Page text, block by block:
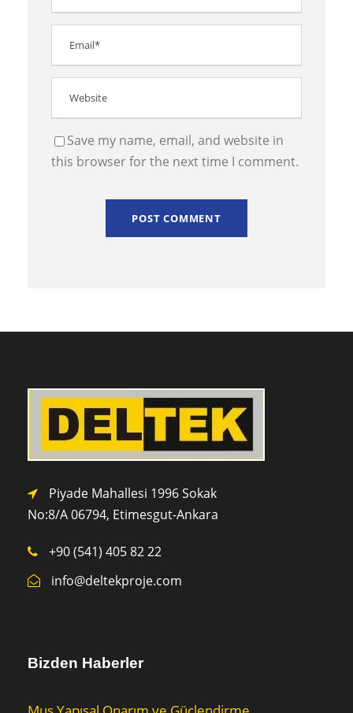
Save my name, email, and website in
this browser for the next time I comment.
Piyade Mahallesi 1996 Sokak
No:8/A 06794, Etimesgut-Ankara
+90 (541) 405 82 22
info@deltekproje.com
Bizden Haberler